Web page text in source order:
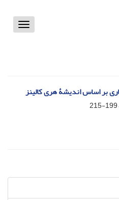
Toggle
بر اساس اندیشۀ هری کالینز
199-215